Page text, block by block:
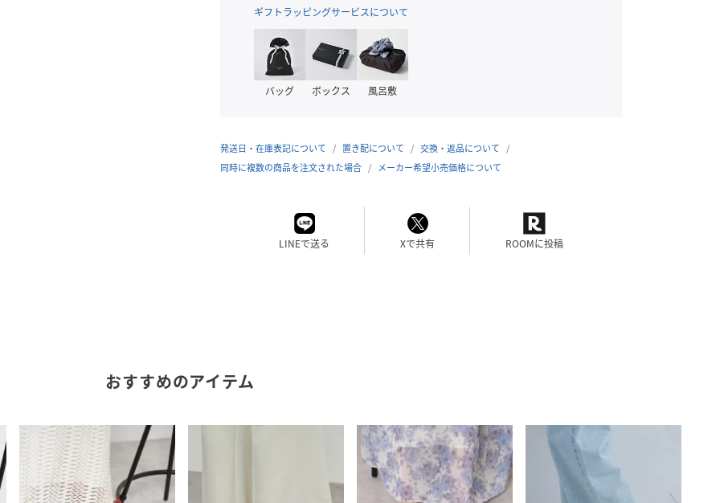
ギフトラッピングサービスについて
バッグ ボックス 風呂敷
発送日・在庫表記について 置き配について
交換・返品について
同時に複数の商品を注文された場合
メーカー希望小売価格について
LINEで送る Xで共有 ROOMに投稿
おすすめのアイテム